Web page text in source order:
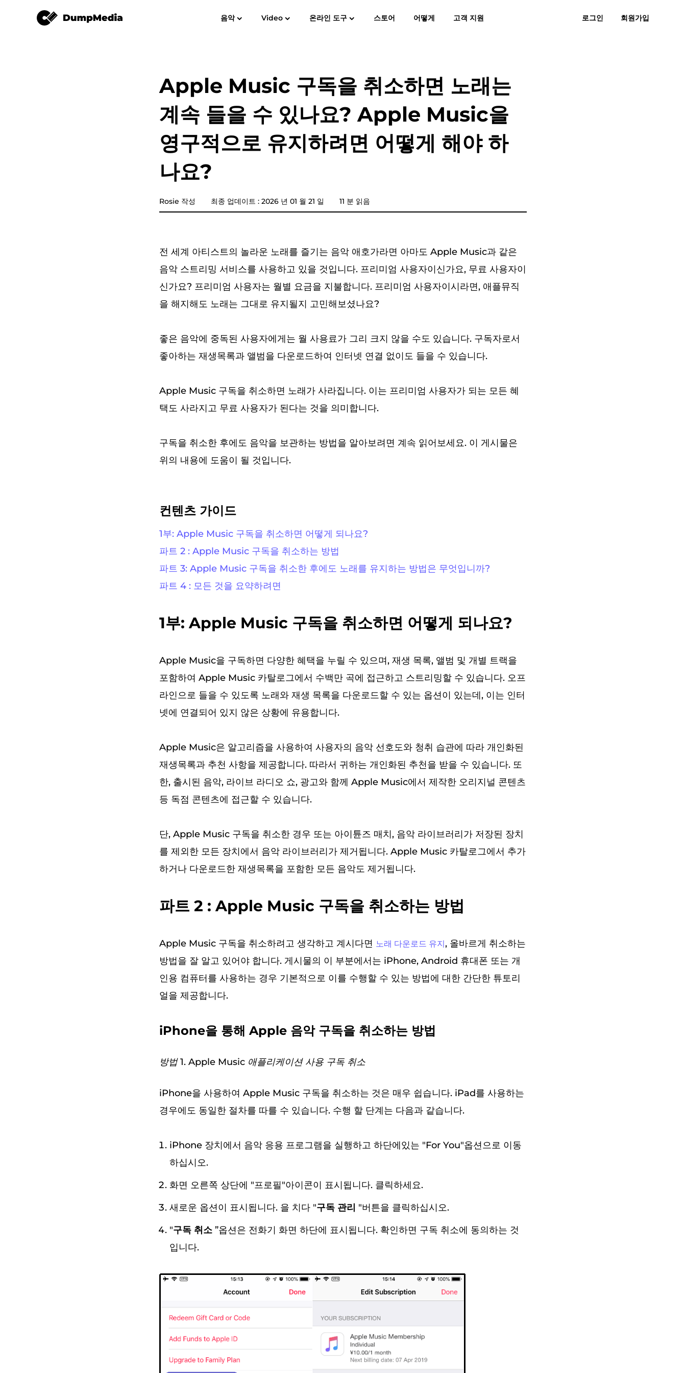
음악
애플 뮤직 변환기 YouTube 음악 변환기
Amazon Music Converter 가청 변환기
판도라 음악 변환기
라인 뮤직 변환기
Video 온라인 도구 스토어 어떻게 고객 지원 로그인 회원가입
애플 뮤직 변환기 사용자 가이드 자주 묻는 질문 지금 구매하기
Apple Music 구독을 취소하면 노래는
계속 들을 수 있나요? Apple Music을
영구적으로 유지하려면 어떻게 해야 하
나요?
Rosie 작성 최종 업데이트 : 2026 년 01 월 21 일 11 분 읽음
전 세계 아티스트의 놀라운 노래를 즐기는 음악 애호가라면 아마도 Apple Music과 같은
음악 스트리밍 서비스를 사용하고 있을 것입니다. 프리미엄 사용자이신가요, 무료 사용자이
신가요? 프리미엄 사용자는 월별 요금을 지불합니다. 프리미엄 사용자이시라면, 애플뮤직
을 해지해도 노래는 그대로 유지될지 고민해보셨나요?
좋은 음악에 중독된 사용자에게는 월 사용료가 그리 크지 않을 수도 있습니다. 구독자로서
좋아하는 재생목록과 앨범을 다운로드하여 인터넷 연결 없이도 들을 수 있습니다.
Apple Music 구독을 취소하면 노래가 사라집니다. 이는 프리미엄 사용자가 되는 모든 혜
택도 사라지고 무료 사용자가 된다는 것을 의미합니다.
구독을 취소한 후에도 음악을 보관하는 방법을 알아보려면 계속 읽어보세요. 이 게시물은
위의 내용에 도움이 될 것입니다.
컨텐츠 가이드
1부: Apple Music 구독을 취소하면 어떻게 되나요?
파트 2 : Apple Music 구독을 취소하는 방법
파트 3: Apple Music 구독을 취소한 후에도 노래를 유지하는 방법은 무엇입니까?
파트 4 : 모든 것을 요약하려면
1부: Apple Music 구독을 취소하면 어떻게 되나요?
Apple Music을 구독하면 다양한 혜택을 누릴 수 있으며, 재생 목록, 앨범 및 개별 트랙을
포함하여 Apple Music 카탈로그에서 수백만 곡에 접근하고 스트리밍할 수 있습니다. 오프
라인으로 들을 수 있도록 노래와 재생 목록을 다운로드할 수 있는 옵션이 있는데, 이는 인터
넷에 연결되어 있지 않은 상황에 유용합니다.
Apple Music은 알고리즘을 사용하여 사용자의 음악 선호도와 청취 습관에 따라 개인화된
재생목록과 추천 사항을 제공합니다. 따라서 귀하는 개인화된 추천을 받을 수 있습니다. 또
한, 출시된 음악, 라이브 라디오 쇼, 광고와 함께 Apple Music에서 제작한 오리지널 콘텐츠
등 독점 콘텐츠에 접근할 수 있습니다.
단, Apple Music 구독을 취소한 경우 또는 아이튠즈 매치, 음악 라이브러리가 저장된 장치
를 제외한 모든 장치에서 음악 라이브러리가 제거됩니다. Apple Music 카탈로그에서 추가
하거나 다운로드한 재생목록을 포함한 모든 음악도 제거됩니다.
파트 2 : Apple Music 구독을 취소하는 방법
Apple Music 구독을 취소하려고 생각하고 계시다면 노래 다운로드 유지, 올바르게 취소하는
방법을 잘 알고 있어야 합니다. 게시물의 이 부분에서는 iPhone, Android 휴대폰 또는 개
인용 컴퓨터를 사용하는 경우 기본적으로 이를 수행할 수 있는 방법에 대한 간단한 튜토리
얼을 제공합니다.
iPhone을 통해 Apple 음악 구독을 취소하는 방법
방법 1. Apple Music 애플리케이션 사용 구독 취소
iPhone을 사용하여 Apple Music 구독을 취소하는 것은 매우 쉽습니다. iPad를 사용하는
경우에도 동일한 절차를 따를 수 있습니다. 수행 할 단계는 다음과 같습니다.
iPhone 장치에서 음악 응용 프로그램을 실행하고 하단에있는 "For You"옵션으로 이동
하십시오.
화면 오른쪽 상단에 "프로필"아이콘이 표시됩니다. 클릭하세요.
새로운 옵션이 표시됩니다. 을 치다 "구독 관리 "버튼을 클릭하십시오.
"구독 취소 ”옵션은 전화기 화면 하단에 표시됩니다. 확인하면 구독 취소에 동의하는 것
입니다.